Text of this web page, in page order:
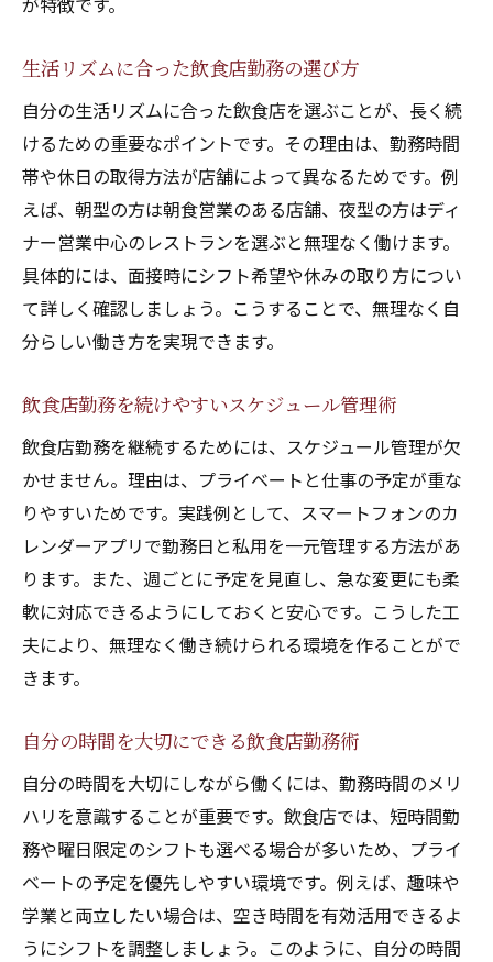
生活リズムに合った飲食店勤務の選び方
自分の生活リズムに合った飲食店を選ぶことが、長く続
けるための重要なポイントです。その理由は、勤務時間
帯や休日の取得方法が店舗によって異なるためです。例
えば、朝型の方は朝食営業のある店舗、夜型の方はディ
ナー営業中心のレストランを選ぶと無理なく働けます。
具体的には、面接時にシフト希望や休みの取り方につい
て詳しく確認しましょう。こうすることで、無理なく自
分らしい働き方を実現できます。
飲食店勤務を続けやすいスケジュール管理術
飲食店勤務を継続するためには、スケジュール管理が欠
かせません。理由は、プライベートと仕事の予定が重な
りやすいためです。実践例として、スマートフォンのカ
レンダーアプリで勤務日と私用を一元管理する方法があ
ります。また、週ごとに予定を見直し、急な変更にも柔
軟に対応できるようにしておくと安心です。こうした工
夫により、無理なく働き続けられる環境を作ることがで
きます。
自分の時間を大切にできる飲食店勤務術
自分の時間を大切にしながら働くには、勤務時間のメリ
ハリを意識することが重要です。飲食店では、短時間勤
務や曜日限定のシフトも選べる場合が多いため、プライ
ベートの予定を優先しやすい環境です。例えば、趣味や
学業と両立したい場合は、空き時間を有効活用できるよ
うにシフトを調整しましょう。このように、自分の時間